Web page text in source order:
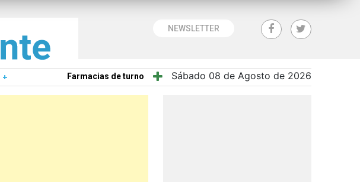
NEWSLETTER
+ Farmacias de turno Sábado 08 de Agosto de 2026